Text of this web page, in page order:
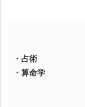
・占術
・算命学